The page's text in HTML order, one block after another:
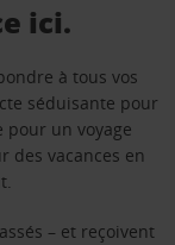
ici.
à tous vos
séduisante pour
pour un voyage
des vacances en
– et reçoivent